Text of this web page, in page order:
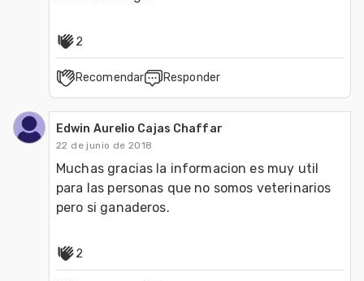
2
Recomendar Responder
Edwin Aurelio Cajas Chaffar
22 de junio de 2018
Muchas gracias la informacion es muy util
para las personas que no somos veterinarios
pero si ganaderos.
2